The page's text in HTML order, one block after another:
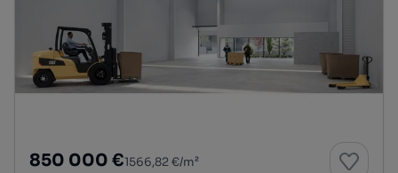
850 000 €1566,82 €/m²